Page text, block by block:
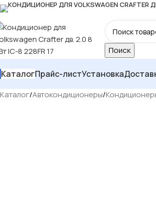
Поиск
КаталогПрайс-листУстановка
Каталог/Автокондиционеры/